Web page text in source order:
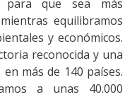
para que sea más
equilibramos
y económicos.
reconocida y una
más de 140 países.
a unas 40.000